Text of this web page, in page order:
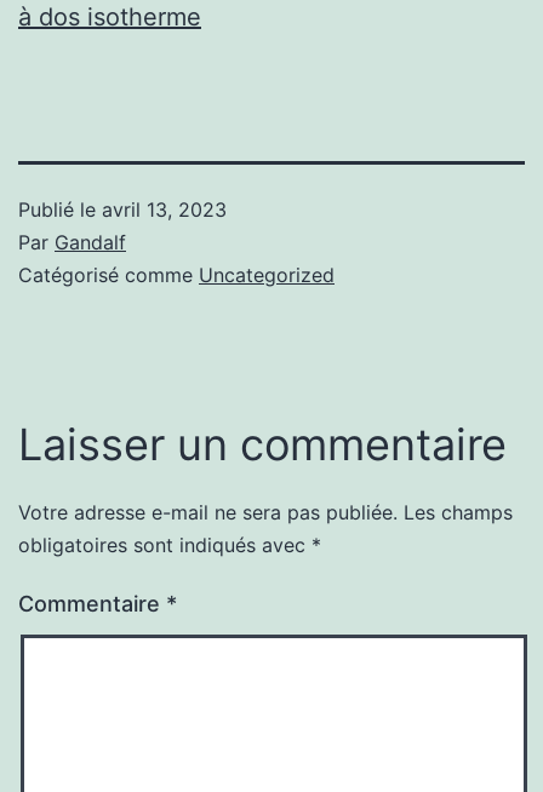
à dos isotherme
Publié le avril 13, 2023
Par Gandalf
Catégorisé comme Uncategorized
Laisser un commentaire
Votre adresse e-mail ne sera pas publiée. Les champs
obligatoires sont indiqués avec *
Commentaire *